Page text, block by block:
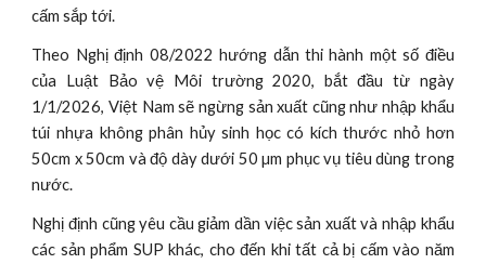
cấm sắp tới.
Theo Nghị định 08/2022 hướng dẫn thi hành một số điều
của Luật Bảo vệ Môi trường 2020, bắt đầu từ ngày
1/1/2026, Việt Nam sẽ ngừng sản xuất cũng như nhập khẩu
túi nhựa không phân hủy sinh học có kích thước nhỏ hơn
50cm x 50cm và độ dày dưới 50 µm phục vụ tiêu dùng trong
nước.
Nghị định cũng yêu cầu giảm dần việc sản xuất và nhập khẩu
các sản phẩm SUP khác, cho đến khi tất cả bị cấm vào năm